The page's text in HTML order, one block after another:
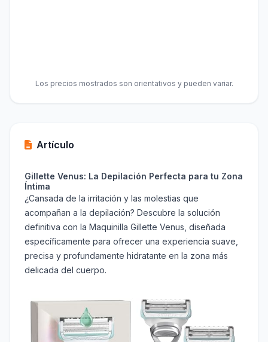
Los precios mostrados son orientativos y pueden variar.
Artículo
Gillette Venus: La Depilación Perfecta para tu Zona
Íntima
¿Cansada de la irritación y las molestias que
acompañan a la depilación? Descubre la solución
definitiva con la Maquinilla Gillette Venus, diseñada
específicamente para ofrecer una experiencia suave,
precisa y profundamente hidratante en la zona más
delicada del cuerpo.